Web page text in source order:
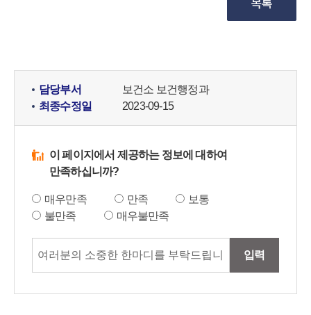
담당부서
보건소 보건행정과
최종수정일
2023-09-15
이 페이지에서 제공하는 정보에 대하여
만족하십니까?
매우만족 만족
보통
불만족
매우불만족
입력